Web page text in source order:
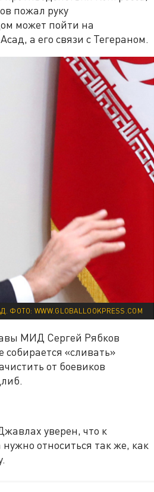
пожал руку
может пойти на
а его связи с Тегераном.
ФОТО: WWW.GLOBALLOOKPRESS.COM
МИД Сергей Рябков
«сливать»
от боевиков
уверен, что к
относиться так же, как